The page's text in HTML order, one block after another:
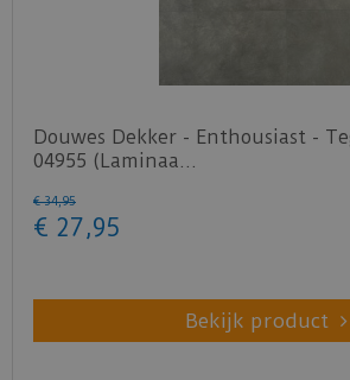
Douwes Dekker - Enthousiast -
04955 (Laminaa…
€ 34,95
€ 27,95
Bekijk product